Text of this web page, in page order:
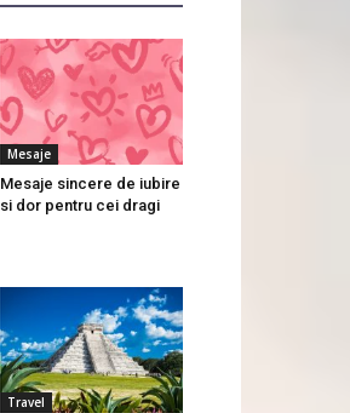
Mesaje
Mesaje sincere de iubire
si dor pentru cei dragi
Travel